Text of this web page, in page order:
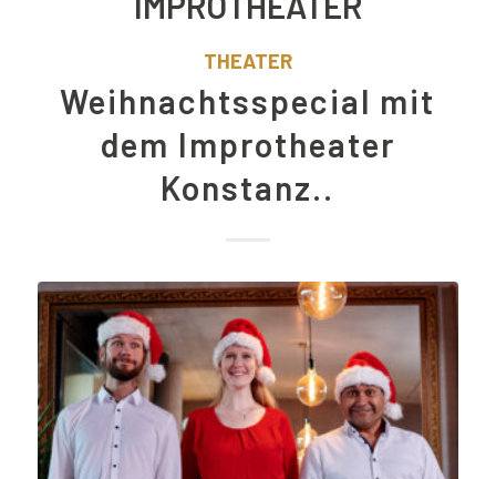
THEATER
Weihnachtsspecial mit
dem Improtheater
Konstanz..